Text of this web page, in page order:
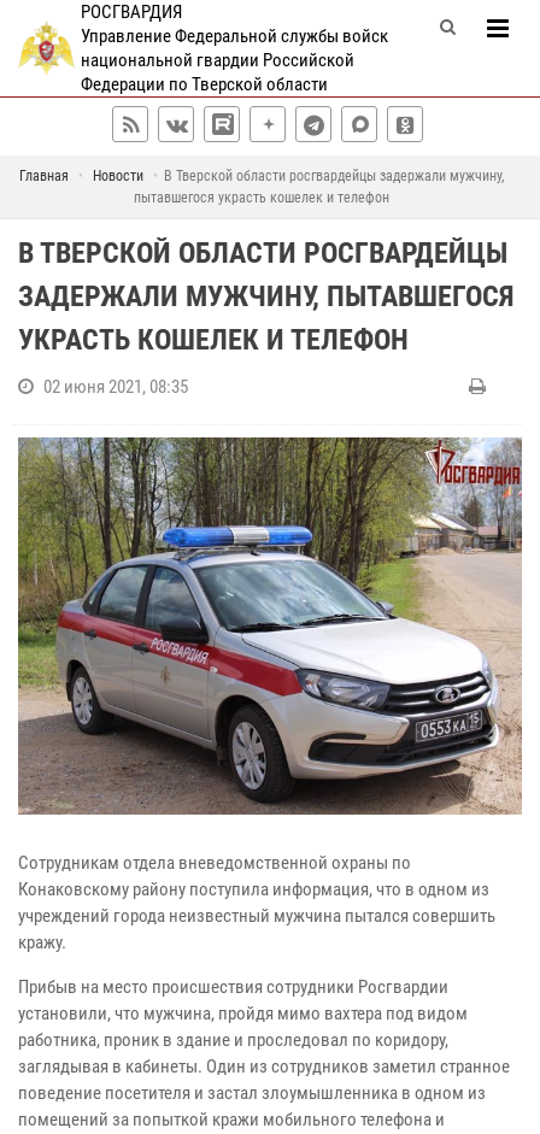
РОСГВАРДИЯ
Управление Федеральной службы войск
национальной гвардии Российской
Федерации по Тверской области
Главная Новости
В Тверской области росгвардейцы задержали мужчину,
пытавшегося украсть кошелек и телефон
В ТВЕРСКОЙ ОБЛАСТИ РОСГВАРДЕЙЦЫ
ЗАДЕРЖАЛИ МУЖЧИНУ, ПЫТАВШЕГОСЯ
УКРАСТЬ КОШЕЛЕК И ТЕЛЕФОН
02 июня 2021, 08:35
Сотрудникам отдела вневедомственной охраны по
Конаковскому району поступила информация, что в одном из
учреждений города неизвестный мужчина пытался совершить
кражу.
Прибыв на место происшествия сотрудники Росгвардии
установили, что мужчина, пройдя мимо вахтера под видом
работника, проник в здание и проследовал по коридору,
заглядывая в кабинеты. Один из сотрудников заметил странное
поведение посетителя и застал злоумышленника в одном из
помещений за попыткой кражи мобильного телефона и